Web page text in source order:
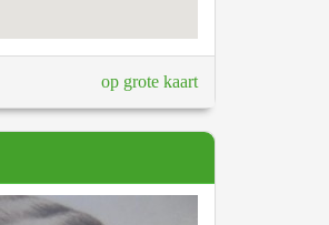
op grote kaart